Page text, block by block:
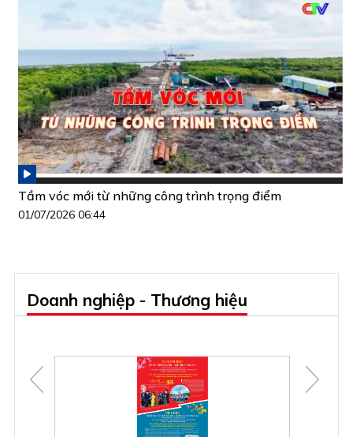
Tầm vóc mới từ những công trình trọng điểm
01/07/2026 06:44
Doanh nghiệp - Thương hiệu